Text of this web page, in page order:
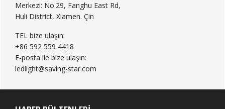
Merkezi: No.29, Fanghu East Rd,
Huli District, Xiamen. Çin
TEL bize ulaşın:
+86 592 559 4418
E-posta ile bize ulaşın:
ledlight@saving-star.com